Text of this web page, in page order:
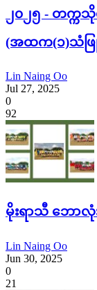
၂၀၂၅ - တက္က
(အထက(၁)သံဖြူ
Lin Naing Oo
Jul 27, 2025
0
92
မိုးရာသီ ဘော
Lin Naing Oo
Jun 30, 2025
0
21